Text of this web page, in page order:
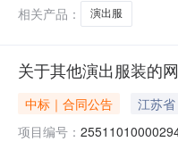
相关产品：
演出服
关于其他演出服装的
中标｜合同公告 江苏
项目编号：